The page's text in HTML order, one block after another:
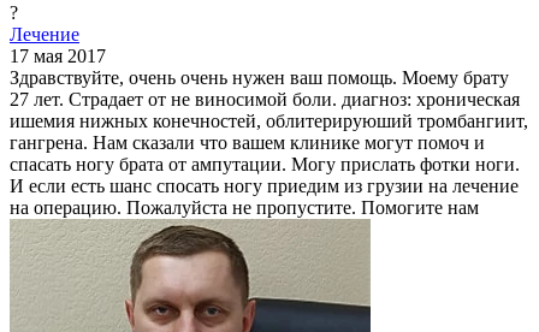
?
Лечение
17 мая 2017
Здравствуйте, очень очень нужен ваш помощь. Моему брату
27 лет. Страдает от не виносимой боли. диагноз: хроническая
ишемия нижных конечностей, облитерируюший тромбангиит,
гангрена. Нам сказали что вашем клинике могут помоч и
спасать ногу брата от ампутации. Могу прислать фотки ноги.
И если есть шанс спосать ногу приедим из грузии на лечение
на операцию. Пожалуйста не пропустите. Помогите нам